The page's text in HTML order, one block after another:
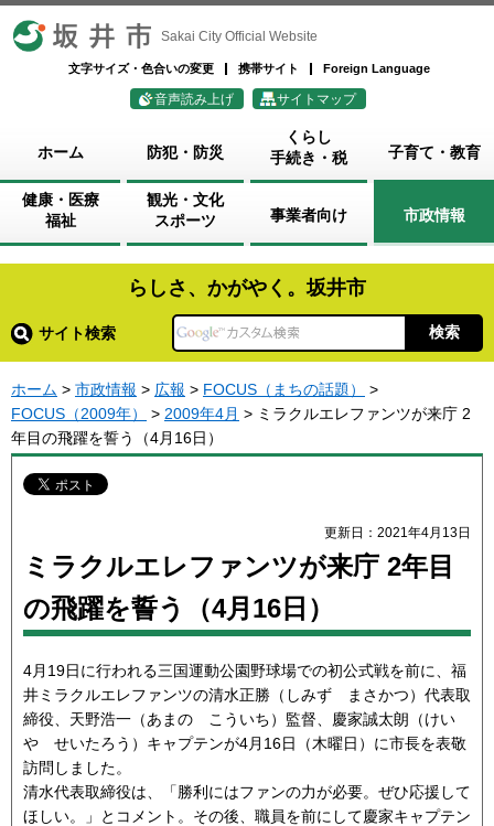
坂井市 Sakai City Official Website
文字サイズ・色合いの変更 携帯サイト Foreign Language
音声読み上げ サイトマップ
ホーム 防犯・防災
くらし
手続き・税
子育て・教育
健康・医療
福祉
観光・文化
スポーツ
事業者向け 市政情報
らしさ、かがやく。坂井市
サイト検索
ホーム > 市政情報 > 広報 > FOCUS（まちの話題）
>
FOCUS（2009年）
> 2009年4月 > ミラクルエレファンツが来庁 2
年目の飛躍を誓う（4月16日）
更新日：2021年4月13日
ミラクルエレファンツが来庁 2年目
の飛躍を誓う（4月16日）
4月19日に行われる三国運動公園野球場での初公式戦を前に、福
井ミラクルエレファンツの清水正勝（しみず まさかつ）代表取
締役、天野浩一（あまの こういち）監督、慶家誠太朗（けい
や せいたろう）キャプテンが4月16日（木曜日）に市長を表敬
訪問しました。
清水代表取締役は、「勝利にはファンの力が必要。ぜひ応援して
ほしい。」とコメント。その後、職員を前にして慶家キャプテン